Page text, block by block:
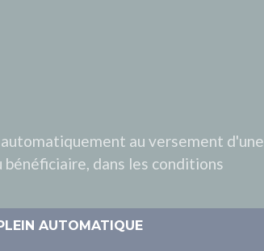
au versement d'une
dans les conditions
AUTOMATIQUE